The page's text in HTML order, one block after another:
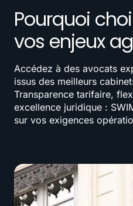
Pourquoi
vos enjeux
Accédez à des avocats
issus des meilleurs
Transparence tarifaire,
excellence juridique :
sur vos exigences